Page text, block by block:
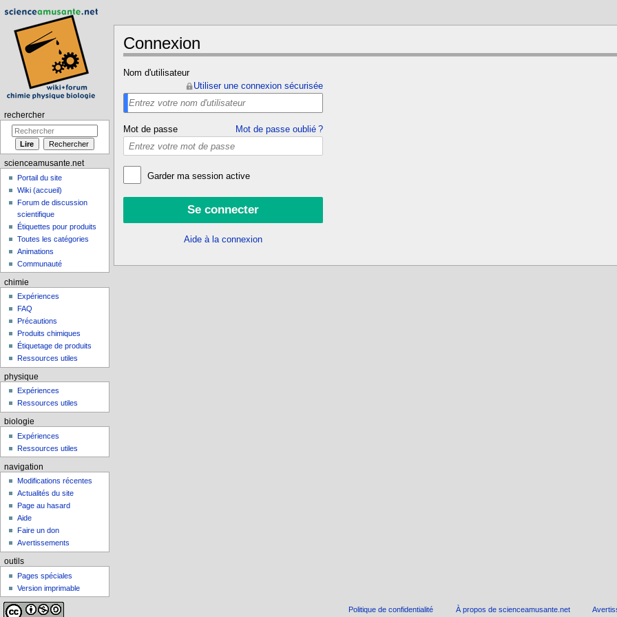
Connexion
Nom d'utilisateur
Utiliser une connexion sécurisée
Mot de passe Mot de passe oublié ?
Garder ma session active
Aide à la connexion
rechercher
scienceamusante.net
Portail du site
Wiki (accueil)
Forum de discussion
scientifique
Étiquettes pour produits
Toutes les catégories
Animations
Communauté
chimie
Expériences
FAQ
Précautions
Produits chimiques
Étiquetage de produits
Ressources utiles
physique
Expériences
Ressources utiles
biologie
Expériences
Ressources utiles
navigation
Modifications récentes
Actualités du site
Page au hasard
Aide
Faire un don
Avertissements
outils
Pages spéciales
Version imprimable
Politique de confidentialité À propos de scienceamusante.net